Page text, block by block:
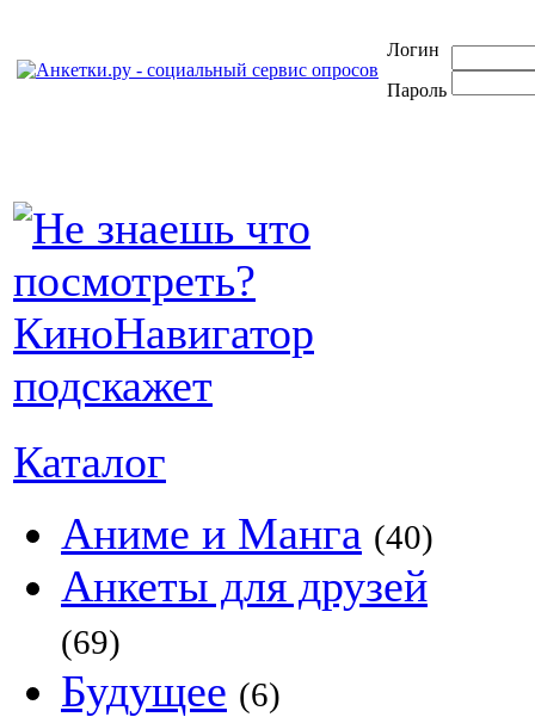
Логин
Пароль
Каталог
Аниме и Манга (40)
Анкеты для друзей
(69)
Будущее (6)